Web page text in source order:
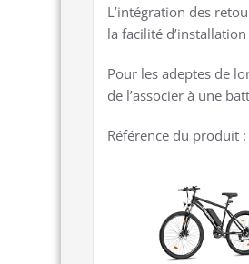
L’intégration des
la facilité
Pour les adeptes de
de l’associer à une
Référence du produit :